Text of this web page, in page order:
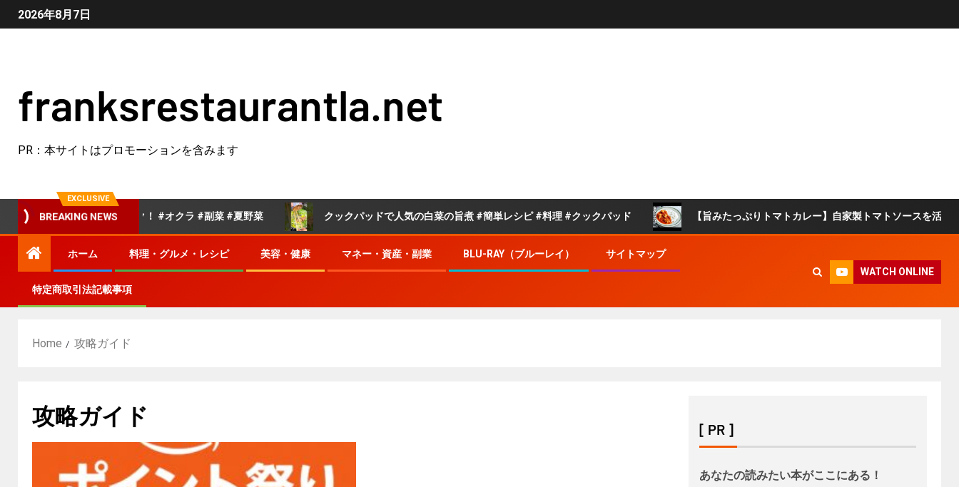
2026年8月7日
franksrestaurantla.net
PR：本サイトはプロモーションを含みます
EXCLUSIVE
BREAKING NEWS
ピは概要欄でチェック！ #オクラ #副菜 #夏野菜 クックパッドで人気の白菜の旨煮 #簡単レシピ #料理 #クックパッド 【旨みたっぷりトマトカレー】自家製トマトソースを活用！市販
ホーム 料理・グルメ・レシピ 美容・健康 マネー・資産・副業 BLU-RAY（ブルーレイ） サイトマップ
特定商取引法記載事項
WATCH ONLINE
Home 攻略ガイド
攻略ガイド
[ PR ]
あなたの読みたい本がここにある！